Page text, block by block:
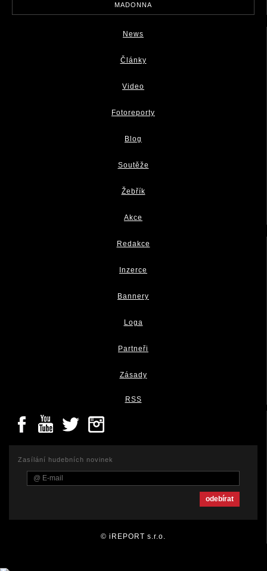
MADONNA
News
Články
Video
Fotoreporty
Blog
Soutěže
Žebřík
Akce
Redakce
Inzerce
Bannery
Loga
Partneři
Zásady
RSS
Zasílání hudebních novinek
© iREPORT s.r.o.